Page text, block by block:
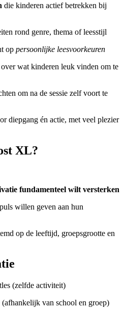
die kinderen actief betrekken bij
rond genre, thema of leesstijl
op persoonlijke leesvoorkeuren
wat kinderen leuk vinden om te
om na de sessie zelf voort te
diepgang én actie, met veel plezier
XL?
fundamenteel wilt versterken
willen geven aan hun
op de leeftijd, groepsgrootte en
(zelfde activiteit)
(afhankelijk van school en groep)